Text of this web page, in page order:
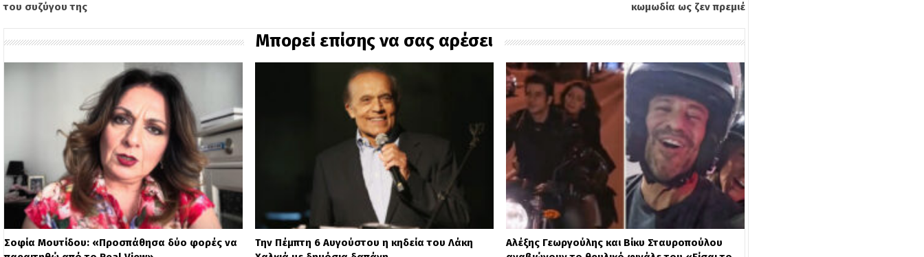
του συζύγου της
κωμωδία ως ζεν πρεμιέ
Μπορεί επίσης να σας αρέσει
Σοφία Μουτίδου: «Προσπάθησα δύο φορές να
Την Πέμπτη 6 Αυγούστου η κηδεία του Λάκη
Αλέξης Γεωργούλης και Βίκυ Σταυροπούλου